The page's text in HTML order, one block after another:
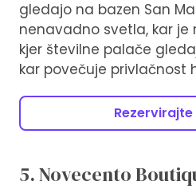
gledajo na bazen San
nenavadno svetla, kar je
kjer številne palače
kar povečuje privlačnost
5. Novecento